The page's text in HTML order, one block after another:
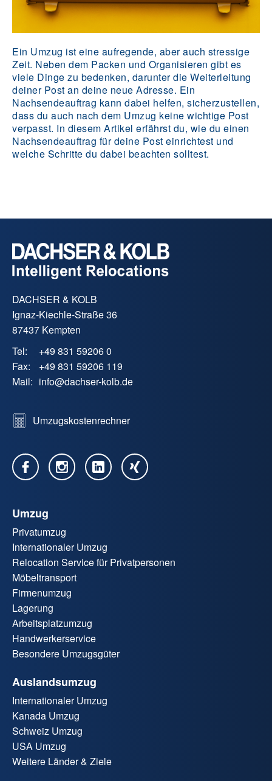
Ein Umzug ist eine aufregende, aber auch stressige
Zeit. Neben dem Packen und Organisieren gibt es
viele Dinge zu bedenken, darunter die Weiterleitung
deiner Post an deine neue Adresse. Ein
Nachsendeauftrag kann dabei helfen, sicherzustellen,
dass du auch nach dem Umzug keine wichtige Post
verpasst. In diesem Artikel erfährst du, wie du einen
Nachsendeauftrag für deine Post einrichtest und
welche Schritte du dabei beachten solltest.
DACHSER & KOLB
Ignaz-Kiechle-Straße 36
87437 Kempten
Tel:
+49 831 59206 0
Fax:
+49 831 59206 119
Mail: info@dachser-kolb.de
Umzugskostenrechner
Umzug
Privatumzug
Internationaler Umzug
Relocation Service für Privatpersonen
Möbeltransport
Firmenumzug
Lagerung
Arbeitsplatzumzug
Handwerkerservice
Besondere Umzugsgüter
Auslandsumzug
Internationaler Umzug
Kanada Umzug
Schweiz Umzug
USA Umzug
Weitere Länder & Ziele